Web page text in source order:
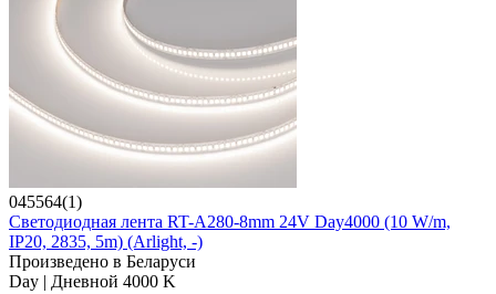
045564(1)
Светодиодная лента RT-A280-8mm 24V Day4000 (10 W/m,
IP20, 2835, 5m) (Arlight, -)
Произведено в Беларуси
Day | Дневной 4000 K